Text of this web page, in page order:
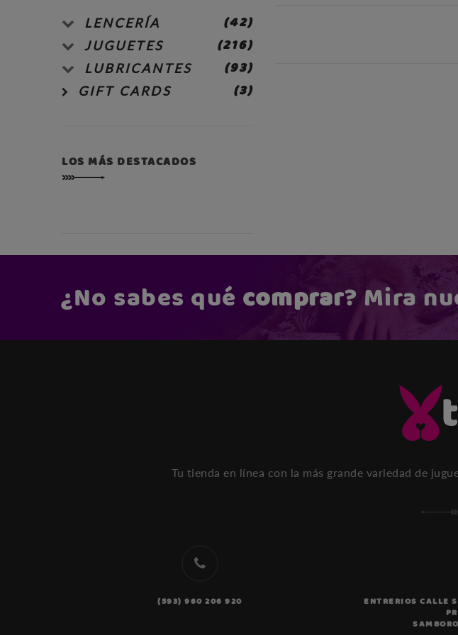
LENCERÍA (42)
JUGUETES (216)
LUBRICANTES (93)
GIFT CARDS (3)
LOS MÁS DESTACADOS
¿No sabes qué comprar? Mira
Tu tienda en línea con la más grande variedad de
(593) 960 206 920
ENTRERIOS CALLE